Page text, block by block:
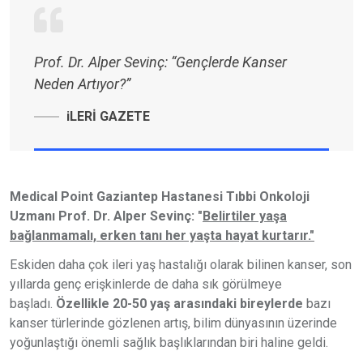
Prof. Dr. Alper Sevinç: “Gençlerde Kanser
Neden Artıyor?”
iLERİ GAZETE
Medical Point Gaziantep Hastanesi Tıbbi Onkoloji
Uzmanı Prof. Dr. Alper Sevinç: "Belirtiler yaşa
bağlanmamalı, erken tanı her yaşta hayat kurtarır."
Eskiden daha çok ileri yaş hastalığı olarak bilinen kanser, son
yıllarda genç erişkinlerde de daha sık görülmeye
başladı. Özellikle 20-50 yaş arasındaki bireylerde bazı
kanser türlerinde gözlenen artış, bilim dünyasının üzerinde
yoğunlaştığı önemli sağlık başlıklarından biri haline geldi.